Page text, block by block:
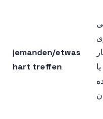
jemanden/etwas
hart treffen